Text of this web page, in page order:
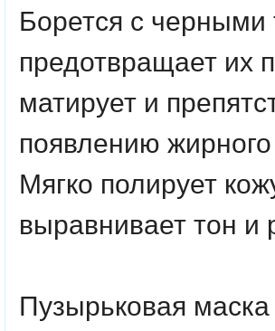
Борется с черными
предотвращает их
матирует и
появлению жирного
Мягко полирует
выравнивает тон и
Пузырьковая маска